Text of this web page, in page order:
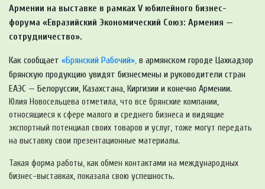
Армении на выставке в рамках V юбилейного бизнес-
форума «Евразийский Экономический Союз: Армения —
сотрудничество».
Как сообщает «Брянский Рабочий», в армянском городе Цахкадзор
брянскую продукцию увидят бизнесмены и руководители стран
ЕАЭС — Белоруссии, Казахстана, Киргизии и конечно Армении.
Юлия Новосельцева отметила, что все брянские компании,
относящиеся к сфере малого и среднего бизнеса и видящие
экспортный потенциал своих товаров и услуг, тоже могут передать
на выставку свои презентационные материалы.
Такая форма работы, как обмен контактами на международных
бизнес-выставках, показала свою успешность.